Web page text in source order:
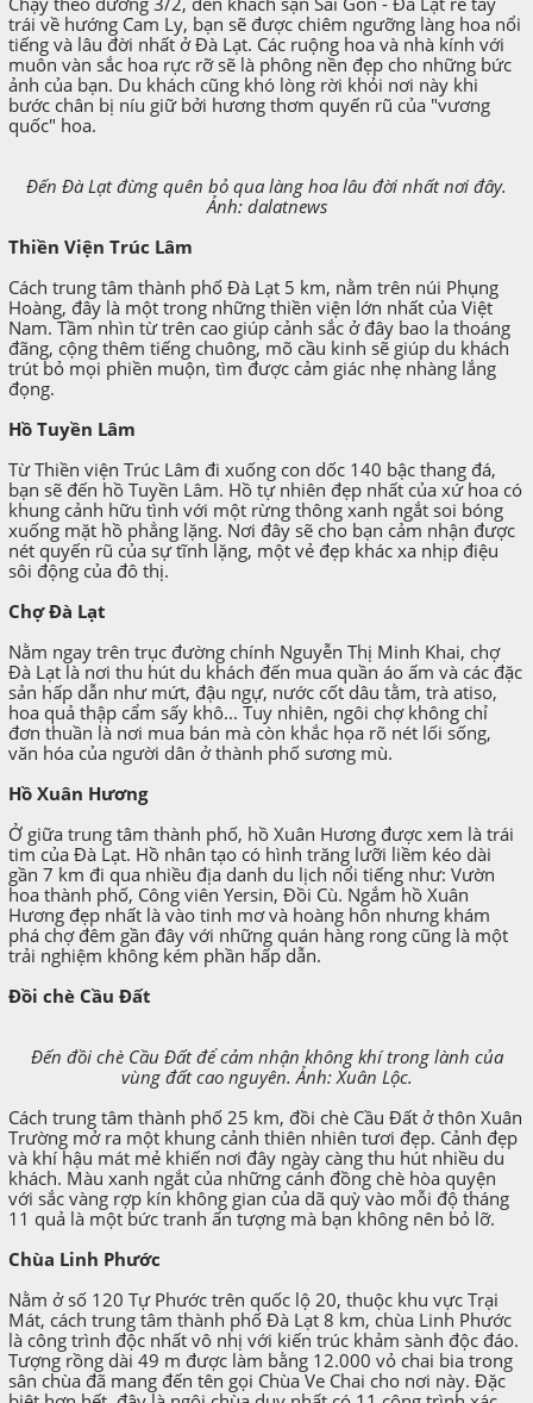
trái về hướng Cam Ly, bạn sẽ được chiêm ngưỡng làng hoa nổi
tiếng và lâu đời nhất ở Đà Lạt. Các ruộng hoa và nhà kính với
muôn vàn sắc hoa rực rỡ sẽ là phông nền đẹp cho những bức
ảnh của bạn. Du khách cũng khó lòng rời khỏi nơi này khi
bước chân bị níu giữ bởi hương thơm quyến rũ của "vương
quốc" hoa.
Đến Đà Lạt đừng quên bỏ qua làng hoa lâu đời nhất nơi đây.
Ảnh: dalatnews
Thiền Viện Trúc Lâm
Cách trung tâm thành phố Đà Lạt 5 km, nằm trên núi Phụng
Hoàng, đây là một trong những thiền viện lớn nhất của Việt
Nam. Tầm nhìn từ trên cao giúp cảnh sắc ở đây bao la thoáng
đãng, cộng thêm tiếng chuông, mõ cầu kinh sẽ giúp du khách
trút bỏ mọi phiền muộn, tìm được cảm giác nhẹ nhàng lắng
đọng.
Hồ Tuyền Lâm
Từ Thiền viện Trúc Lâm đi xuống con dốc 140 bậc thang đá,
bạn sẽ đến hồ Tuyền Lâm. Hồ tự nhiên đẹp nhất của xứ hoa có
khung cảnh hữu tình với một rừng thông xanh ngắt soi bóng
xuống mặt hồ phẳng lặng. Nơi đây sẽ cho bạn cảm nhận được
nét quyến rũ của sự tĩnh lặng, một vẻ đẹp khác xa nhịp điệu
sôi động của đô thị.
Chợ Đà Lạt
Nằm ngay trên trục đường chính Nguyễn Thị Minh Khai, chợ
Đà Lạt là nơi thu hút du khách đến mua quần áo ấm và các đặc
sản hấp dẫn như mứt, đậu ngự, nước cốt dâu tằm, trà atiso,
hoa quả thập cẩm sấy khô... Tuy nhiên, ngôi chợ không chỉ
đơn thuần là nơi mua bán mà còn khắc họa rõ nét lối sống,
văn hóa của người dân ở thành phố sương mù.
Hồ Xuân Hương
Ở giữa trung tâm thành phố, hồ Xuân Hương được xem là trái
tim của Đà Lạt. Hồ nhân tạo có hình trăng lưỡi liềm kéo dài
gần 7 km đi qua nhiều địa danh du lịch nổi tiếng như: Vườn
hoa thành phố, Công viên Yersin, Đồi Cù. Ngắm hồ Xuân
Hương đẹp nhất là vào tinh mơ và hoàng hôn nhưng khám
phá chợ đêm gần đây với những quán hàng rong cũng là một
trải nghiệm không kém phần hấp dẫn.
Đồi chè Cầu Đất
Đến đồi chè Cầu Đất để cảm nhận không khí trong lành của
vùng đất cao nguyên. Ảnh: Xuân Lộc.
Cách trung tâm thành phố 25 km, đồi chè Cầu Đất ở thôn Xuân
Trường mở ra một khung cảnh thiên nhiên tươi đẹp. Cảnh đẹp
và khí hậu mát mẻ khiến nơi đây ngày càng thu hút nhiều du
khách. Màu xanh ngắt của những cánh đồng chè hòa quyện
với sắc vàng rợp kín không gian của dã quỳ vào mỗi độ tháng
11 quả là một bức tranh ấn tượng mà bạn không nên bỏ lỡ.
Chùa Linh Phước
Nằm ở số 120 Tự Phước trên quốc lộ 20, thuộc khu vực Trại
Mát, cách trung tâm thành phố Đà Lạt 8 km, chùa Linh Phước
là công trình độc nhất vô nhị với kiến trúc khảm sành độc đáo.
Tượng rồng dài 49 m được làm bằng 12.000 vỏ chai bia trong
sân chùa đã mang đến tên gọi Chùa Ve Chai cho nơi này. Đặc